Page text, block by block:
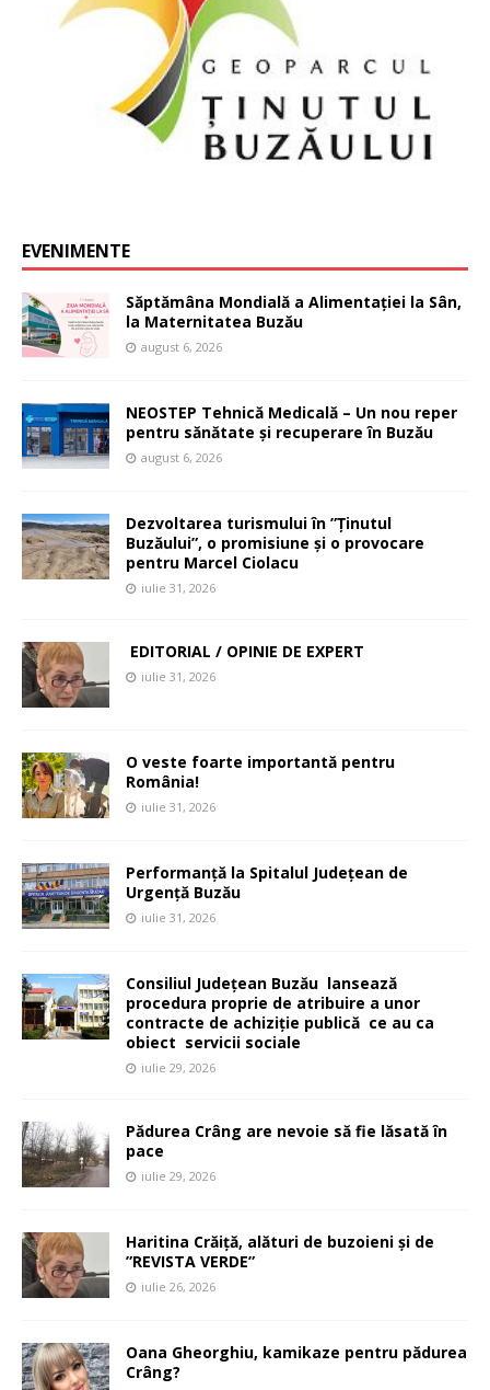
EVENIMENTE
Săptămâna Mondială a Alimentației la Sân,
la Maternitatea Buzău
august 6, 2026
NEOSTEP Tehnică Medicală – Un nou reper
pentru sănătate și recuperare în Buzău
august 6, 2026
Dezvoltarea turismului în ”Ținutul
Buzăului”, o promisiune și o provocare
pentru Marcel Ciolacu
iulie 31, 2026
EDITORIAL / OPINIE DE EXPERT
iulie 31, 2026
O veste foarte importantă pentru
România!
iulie 31, 2026
Performanță la Spitalul Județean de
Urgență Buzău
iulie 31, 2026
Consiliul Județean Buzău lansează
procedura proprie de atribuire a unor
contracte de achiziție publică ce au ca
obiect servicii sociale
iulie 29, 2026
Pădurea Crâng are nevoie să fie lăsată în
pace
iulie 29, 2026
Haritina Crăiță, alături de buzoieni și de
”REVISTA VERDE”
iulie 26, 2026
Oana Gheorghiu, kamikaze pentru pădurea
Crâng?